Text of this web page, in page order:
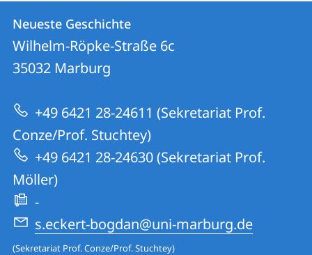
Kontakt
und
Informationen
zur
Website
Kontaktinformationen
Neueste
Geschichte
Neueste Geschichte
Wilhelm-Röpke-Straße 6c
35032 Marburg
+49 6421 28-24611 (Sekretariat Prof.
Conze/Prof. Stuchtey)
+49 6421 28-24630 (Sekretariat Prof.
Möller)
-
s.eckert-bogdan@uni-marburg.de
(Sekretariat Prof. Conze/Prof. Stuchtey)